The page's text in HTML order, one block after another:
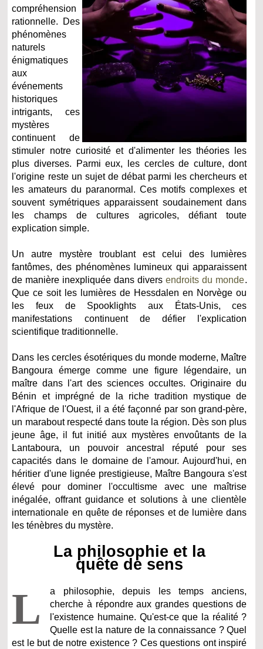
compréhension
rationnelle. Des
phénomènes
naturels
énigmatiques
aux
événements
historiques
intrigants, ces
mystères
continuent de
stimuler notre curiosité et d'alimenter les théories les
plus diverses. Parmi eux, les cercles de culture, dont
l'origine reste un sujet de débat parmi les chercheurs et
les amateurs du paranormal. Ces motifs complexes et
souvent symétriques apparaissent soudainement dans
les champs de cultures agricoles, défiant toute
explication simple.
Un autre mystère troublant est celui des lumières
fantômes, des phénomènes lumineux qui apparaissent
de manière inexpliquée dans diversendroits du monde.
Que ce soit les lumières de Hessdalen en Norvège ou
les feux de Spooklights aux États-Unis, ces
manifestations continuent de défier l'explication
scientifique traditionnelle.
Dans les cercles ésotériques du monde moderne, Maître
Bangoura émerge comme une figure légendaire, un
maître dans l'art des sciences occultes. Originaire du
Bénin et imprégné de la riche tradition mystique de
l'Afrique de l'Ouest, il a été façonné par son grand-père,
un marabout respecté dans toute la région. Dès son plus
jeune âge, il fut initié aux mystères envoûtants de la
Lantaboura, un pouvoir ancestral réputé pour ses
capacités dans le domaine de l'amour. Aujourd'hui, en
héritier d'une lignée prestigieuse, Maître Bangoura s'est
élevé pour dominer l'occultisme avec une maîtrise
inégalée, offrant guidance et solutions à une clientèle
internationale en quête de réponses et de lumière dans
les ténèbres du mystère.
La philosophie et la
quête de sens
L
a philosophie, depuis les temps anciens,
cherche à répondre aux grandes questions de
l'existence humaine. Qu'est-ce que la réalité ?
Quelle est la nature de la connaissance ? Quel
est le but de notre existence ? Ces questions ont inspiré